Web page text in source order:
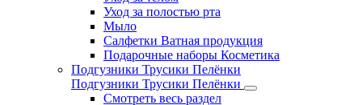
Уход за полостью рта
Мыло
Салфетки Ватная продукция
Подарочные наборы Косметика
Подгузники Трусики Пелёнки
Подгузники Трусики Пелёнки
Смотреть весь раздел